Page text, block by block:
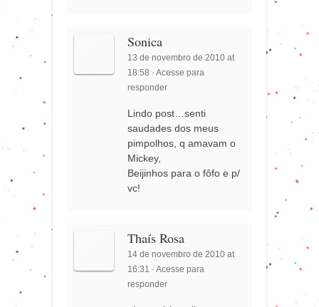
Sonica
13 de novembro de 2010 at
18:58 ·Acesse para
responder
Lindo post…senti
saudades dos meus
pimpolhos, q amavam o
Mickey,
Beijinhos para o fôfo e p/
vc!
Thaís Rosa
14 de novembro de 2010 at
16:31 ·Acesse para
responder